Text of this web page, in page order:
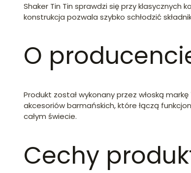
Shaker Tin Tin sprawdzi się przy klasycznych
konstrukcja pozwala szybko schłodzić
O
Produkt został wykonany przez włoską markę
akcesoriów barmańskich, które łączą
całym świecie.
Cechy